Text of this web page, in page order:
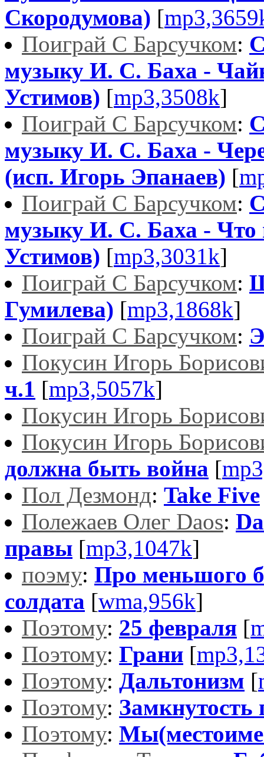
Скородумова) [
Поиграй С Барсучком:
музыку И. С. Баха -
Устимов) [mp3,3508k]
Поиграй С Барсучком:
музыку И. С. Баха -
(исп. Игорь Эпанаев) [
Поиграй С Барсучком:
музыку И. С. Баха - Что
Устимов) [mp3,3031k]
Поиграй С Барсучком:
Гумилева) [mp3,1868k]
Поиграй С Барсучком:
Покусин Игорь
ч.1 [mp3,5057k]
Покусин Игорь
Покусин Игорь
должна быть война [
Пол Дезмонд: Take Five
Полежаев Олег Daos:
правы [mp3,1047k]
поэму: Про меньшого
солдата [wma,956k]
Поэтому: 25 февраля [
Поэтому: Грани [
Поэтому: Дальтонизм [
Поэтому: Замкнутость
Поэтому: